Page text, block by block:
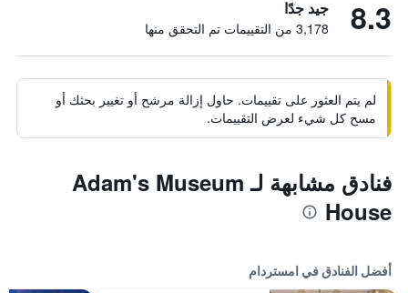
8.3 جيد جدًا
3,178 من التقييمات تم التحقق منها
لم يتم العثور على تقييمات. حاول إزالة مرشح أو تغيير بحثك أو
مسح كل شيء لعرض التقييمات.
فنادق مشابهة لـ Adam's Museum
House
أفضل الفنادق في امستردام